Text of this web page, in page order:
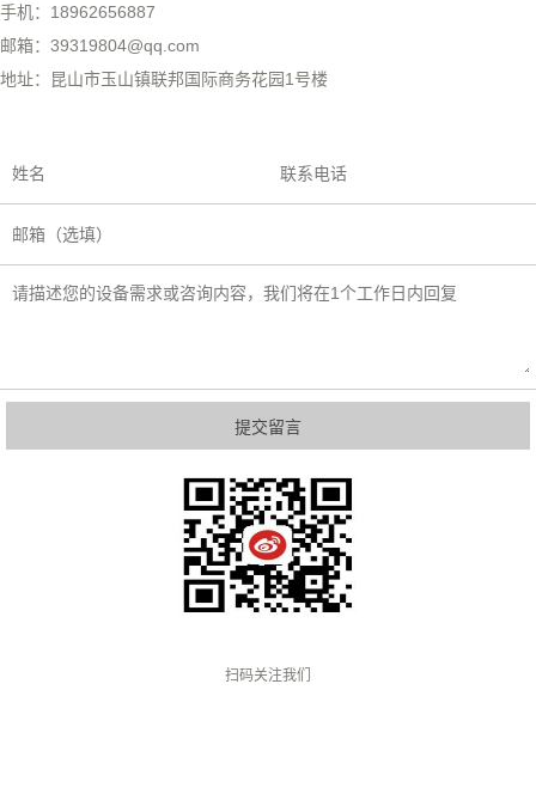
手机：18962656887
邮箱：39319804@qq.com
地址：昆山市玉山镇联邦国际商务花园1号楼
姓名 联系电话
邮箱
留言内容
扫码关注我们